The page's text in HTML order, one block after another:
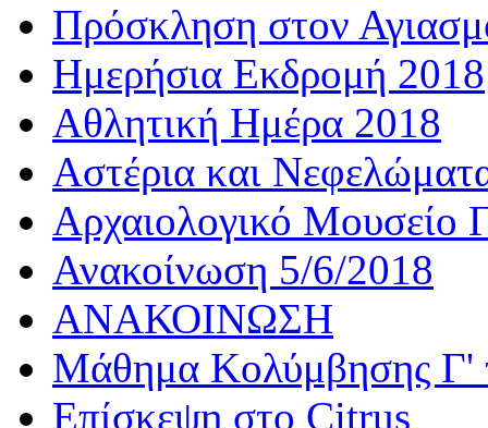
Πρόσκληση στον
Ημερήσια Εκδρομή 2018
Αθλητική Ημέρα 2018
Αστέρια και
Αρχαιολογικό Μουσείο
Ανακοίνωση 5/6/2018
ΑΝΑΚΟΙΝΩΣΗ
Μάθημα Κολύμβησης Γ'
Επίσκεψη στο Citrus